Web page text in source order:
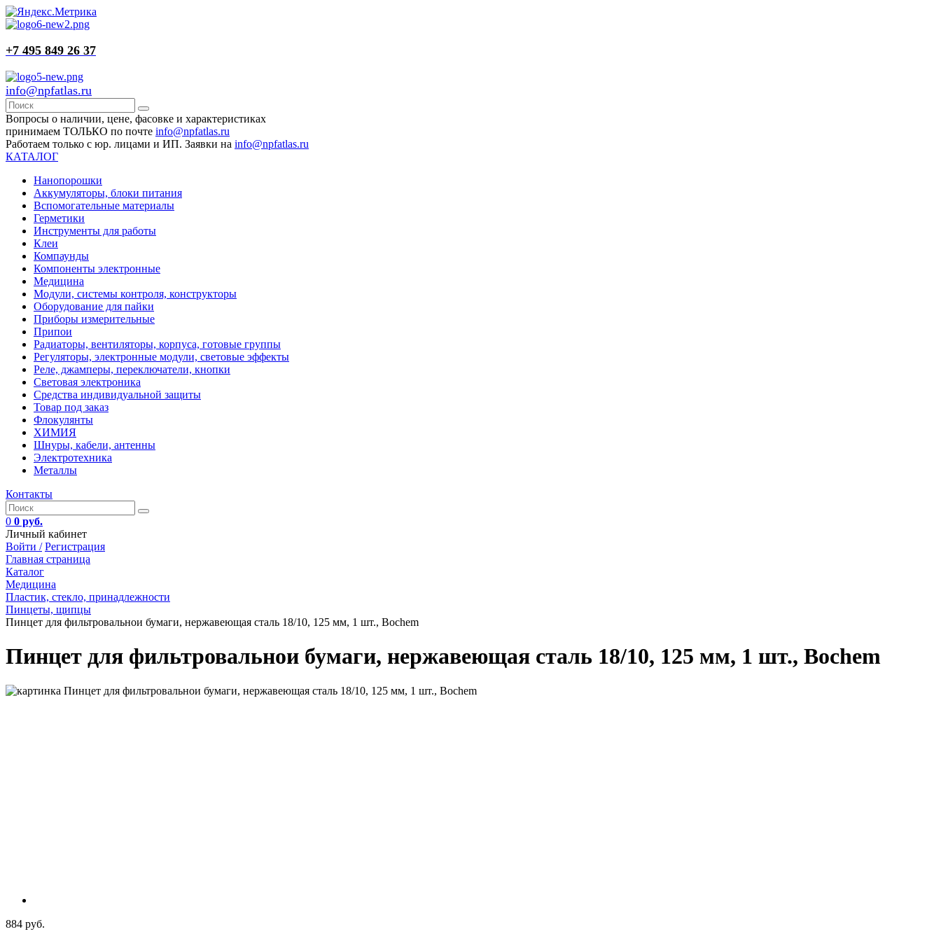
+7 495 849 26 37
info@npfatlas.ru
Вопросы о наличии, цене, фасовке и характеристиках
принимаем ТОЛЬКО по почте info@npfatlas.ru
Работаем только с юр. лицами и ИП. Заявки на info@npfatlas.ru
КАТАЛОГ
Нанопорошки
Аккумуляторы, блоки питания
Вспомогательные материалы
Герметики
Инструменты для работы
Клеи
Компаунды
Компоненты электронные
Медицина
Модули, системы контроля, конструкторы
Оборудование для пайки
Приборы измерительные
Припои
Радиаторы, вентиляторы, корпуса, готовые группы
Регуляторы, электронные модули, световые эффекты
Реле, джамперы, переключатели, кнопки
Световая электроника
Средства индивидуальной защиты
Товар под заказ
Флокулянты
ХИМИЯ
Шнуры, кабели, антенны
Электротехника
Металлы
Контакты
0 0 руб.
Личный кабинет
Войти / Регистрация
Главная страница
Каталог
Медицина
Пластик, стекло, принадлежности
Пинцеты, щипцы
Пинцет для фильтровальнои бумаги, нержавеющая сталь 18/10, 125 мм, 1 шт., Bochem
Пинцет для фильтровальнои бумаги, нержавеющая сталь 18/10, 125 мм, 1 шт., Bochem
884 руб.